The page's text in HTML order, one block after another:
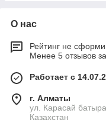
О нас
Рейтинг не
Менее 5 отзывов
Работает с
г. Алматы
ул. Карасай
Казахстан